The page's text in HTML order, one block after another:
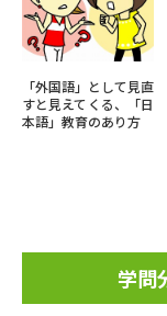
「外国語」として見直
すと見えてくる、「日
本語」教育のあり方
学問